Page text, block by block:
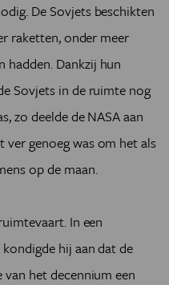
De Sovjets beschikten
raketten, onder meer
hadden. Dankzij hun
Sovjets in de ruimte nog
zo deelde de NASA aan
ver genoeg was om het als
op de maan.
In een
hij aan dat de
het decennium een